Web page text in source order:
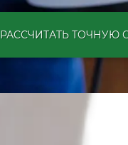
РАССЧИТАТЬ ТОЧНУЮ